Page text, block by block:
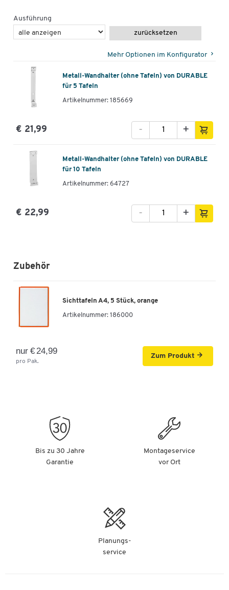
Ausführung
zurücksetzen
Mehr Optionen im Konfigurator
Metall-Wandhalter (ohne Tafeln) von DURABLE
für 5 Tafeln
Artikelnummer: 185669
€ 21,99 +
-
Metall-Wandhalter (ohne Tafeln) von DURABLE
für 10 Tafeln
Artikelnummer: 64727
€ 22,99 +
-
Zubehör
Sichttafeln A4, 5 Stück, orange
Artikelnummer: 186000
nur € 24,99
pro Pak.
Zum Produkt
Bis zu 30 Jahre
Garantie
Montageservice
vor Ort
Planungs-
service